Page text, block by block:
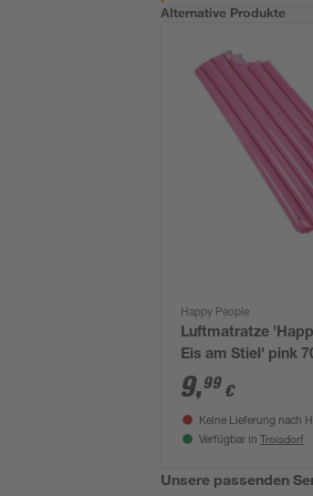
Alternative Produkte
Happy People
Luftmatratze
Eis am Stiel' pink
cm
9,99 €
Keine Lieferung nach
Verfügbar in Troisdorf
Unsere passenden